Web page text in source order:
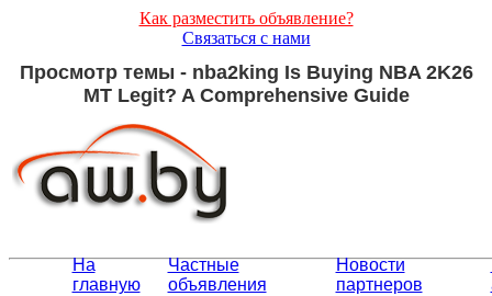
Как разместить объявление?
Связаться с нами
Просмотр темы - nba2king Is Buying NBA 2K26
MT Legit? A Comprehensive Guide
На
главную
Частные
объявления
Новости
партнеров